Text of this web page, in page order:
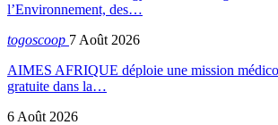
l’Environnement, des…
togoscoop 7 Août 2026
AIMES AFRIQUE déploie une mission
gratuite dans la…
6 Août 2026